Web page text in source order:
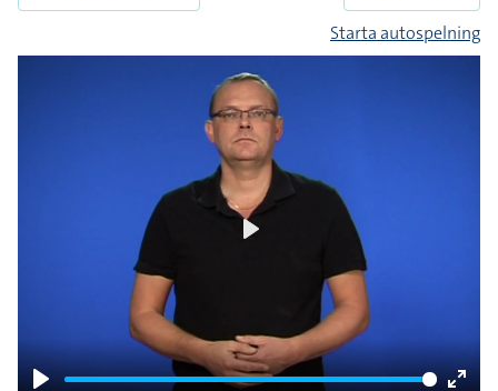
Starta autospelning